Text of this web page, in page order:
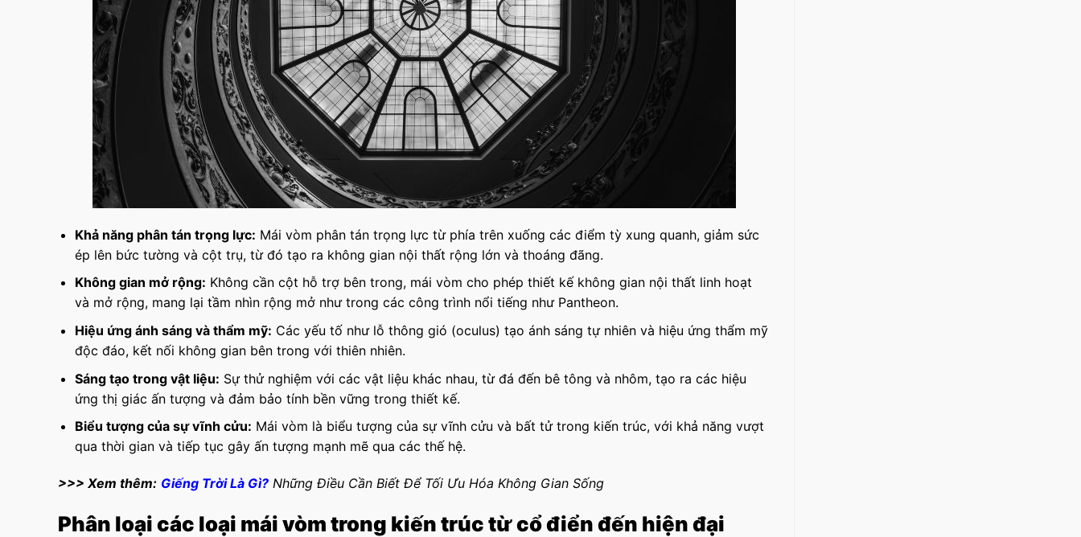
Khả năng phân tán trọng lực: Mái vòm phân tán trọng lực từ phía trên xuống các điểm tỳ xung quanh, giảm sức
ép lên bức tường và cột trụ, từ đó tạo ra không gian nội thất rộng lớn và thoáng đãng.
Không gian mở rộng: Không cần cột hỗ trợ bên trong, mái vòm cho phép thiết kế không gian nội thất linh hoạt
và mở rộng, mang lại tầm nhìn rộng mở như trong các công trình nổi tiếng như Pantheon.
Hiệu ứng ánh sáng và thẩm mỹ: Các yếu tố như lỗ thông gió (oculus) tạo ánh sáng tự nhiên và hiệu ứng thẩm mỹ
độc đáo, kết nối không gian bên trong với thiên nhiên.
Sáng tạo trong vật liệu: Sự thử nghiệm với các vật liệu khác nhau, từ đá đến bê tông và nhôm, tạo ra các hiệu
ứng thị giác ấn tượng và đảm bảo tính bền vững trong thiết kế.
Biểu tượng của sự vĩnh cửu: Mái vòm là biểu tượng của sự vĩnh cửu và bất tử trong kiến trúc, với khả năng vượt
qua thời gian và tiếp tục gây ấn tượng mạnh mẽ qua các thế hệ.
>>> Xem thêm: Giếng Trời Là Gì? Những Điều Cần Biết Để Tối Ưu Hóa Không Gian Sống
Phân loại các loại mái vòm trong kiến trúc từ cổ điển đến hiện đại